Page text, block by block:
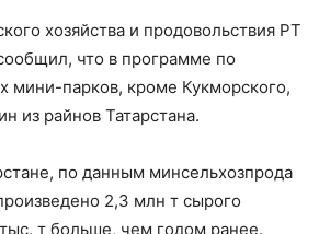
хозяйства и продовольствия РТ
что в программе по
мини-парков, кроме Кукморского,
из райнов Татарстана.
по данным минсельхозпрода
2,3 млн т сырого
т больше, чем годом ранее.